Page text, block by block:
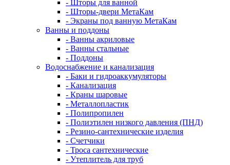
- Шторы для ванной
- Шторы-двери МетаКам
- Экраны под ванную МетаКам
Ванны и поддоны
- Ванны акриловые
- Ванны стальные
- Поддоны
Водоснабжение и канализация
- Баки и гидроаккумуляторы
- Канализация
- Краны шаровые
- Металлопластик
- Полипропилен
- Полиэтилен низкого давления (ПНД)
- Резино-сантехнические изделия
- Счетчики
- Троса сантехнические
- Утеплитель для труб